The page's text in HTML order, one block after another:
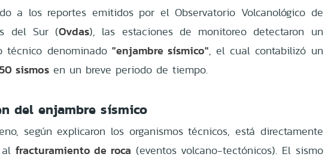
a los reportes emitidos por el Observatorio Volcanológico de
del Sur (Ovdas), las estaciones de monitoreo detectaron un
técnico denominado "enjambre sísmico", el cual contabilizó un
sismos en un breve periodo de tiempo.
del enjambre sísmico
según explicaron los organismos técnicos, está directamente
fracturamiento de roca (eventos volcano-tectónicos). El sismo